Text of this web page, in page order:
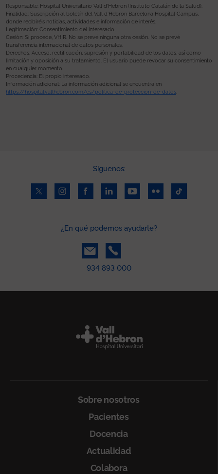
Responsable: Hospital Universitario Vall d’Hebron (Instituto Catalán de la Salud).
Finalidad: Suscripción al boletín del Vall d’Hebron Barcelona Hospital Campus,
donde recibiréis noticias, actividades e información de interés.
Legitimación: Consentimiento del interesado.
Cesión: Sí procede, VHIR. No se prevé ninguna otra cesión. No se prevé
transferencia internacional de datos personales.
Derechos: Acceso, rectificación, supresión y portabilidad de los datos, así como
limitación y oposición a su tratamiento. El usuario puede revocar su consentimiento
en cualquier momento.
Procedencia: El propio interesado.
Información adicional: La información adicional se encuentra en
https://hospital.vallhebron.com/es/politica-de-proteccion-de-datos
Síguenos:
¿En qué podemos ayudarte?
934 893 000
Sobre nosotros
Pacientes
Docencia
Actualidad
Colabora